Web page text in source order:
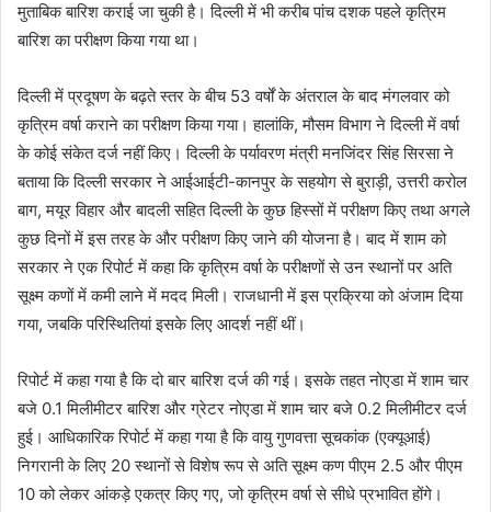
मुताबिक बारिश कराई जा चुकी है। दिल्ली में भी करीब पांच दशक पहले कृत्रिम
बारिश का परीक्षण किया गया था।
दिल्ली में प्रदूषण के बढ़ते स्तर के बीच 53 वर्षों के अंतराल के बाद मंगलवार को
कृत्रिम वर्षा कराने का परीक्षण किया गया। हालांकि, मौसम विभाग ने दिल्ली में वर्षा
के कोई संकेत दर्ज नहीं किए। दिल्ली के पर्यावरण मंत्री मनजिंदर सिंह सिरसा ने
बताया कि दिल्ली सरकार ने आईआईटी-कानपुर के सहयोग से बुराड़ी, उत्तरी करोल
बाग, मयूर विहार और बादली सहित दिल्ली के कुछ हिस्सों में परीक्षण किए तथा अगले
कुछ दिनों में इस तरह के और परीक्षण किए जाने की योजना है। बाद में शाम को
सरकार ने एक रिपोर्ट में कहा कि कृत्रिम वर्षा के परीक्षणों से उन स्थानों पर अति
सूक्ष्म कणों में कमी लाने में मदद मिली। राजधानी में इस प्रक्रिया को अंजाम दिया
गया, जबकि परिस्थितियां इसके लिए आदर्श नहीं थीं।
रिपोर्ट में कहा गया है कि दो बार बारिश दर्ज की गई। इसके तहत नोएडा में शाम चार
बजे 0.1 मिलीमीटर बारिश और ग्रेटर नोएडा में शाम चार बजे 0.2 मिलीमीटर दर्ज
हुई। आधिकारिक रिपोर्ट में कहा गया है कि वायु गुणवत्ता सूचकांक (एक्यूआई)
निगरानी के लिए 20 स्थानों से विशेष रूप से अति सूक्ष्म कण पीएम 2.5 और पीएम
10 को लेकर आंकड़े एकत्र किए गए, जो कृत्रिम वर्षा से सीधे प्रभावित होंगे।